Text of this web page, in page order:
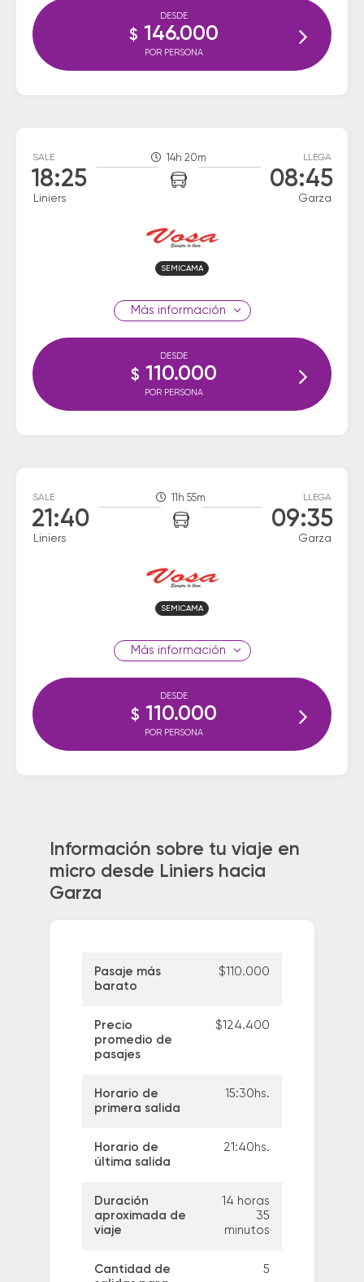
DESDE
$ 146.000
POR PERSONA
SALE
18:25
Liniers
14h 20m LLEGA
08:45
Garza
SEMICAMA
información
DESDE
$ 110.000
POR PERSONA
SALE
21:40
Liniers
11h 55m LLEGA
09:35
Garza
SEMICAMA
información
DESDE
$ 110.000
POR PERSONA
Información sobre tu viaje en
micro desde Liniers hacia
Garza
Pasaje más
barato
$110.000
Precio
promedio de
pasajes
$124.400
Horario de
primera salida
15:30hs.
Horario de
última salida
21:40hs.
Duración
aproximada de
viaje
14 horas
35
minutos
Cantidad de
5